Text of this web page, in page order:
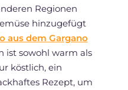
Regionen
hinzugefügt
aus dem Gargano
ist sowohl warm als
köstlich, ein
Rezept, um